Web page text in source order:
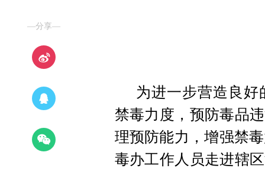
—分享—
为进一步营造良
禁毒力度，预防毒品
理预防能力，增强禁
毒办工作人员走进辖